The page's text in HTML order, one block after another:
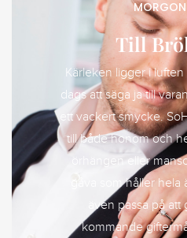
Till
Kärleken ligger i
dags att säga ja till
ett vackert smycke.
till både honom och
örhängen eller
gåva som håller
även passa på
kommande